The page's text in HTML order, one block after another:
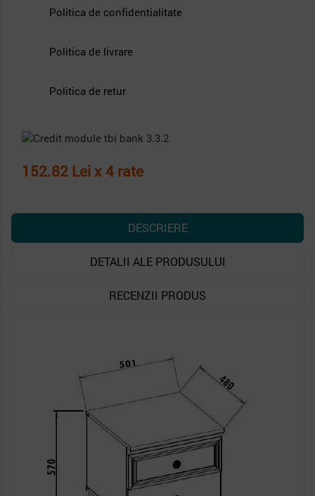
Politica de confidentialitate
Politica de livrare
Politica de retur
152.82 Lei x 4 rate
DESCRIERE
DETALII ALE PRODUSULUI
RECENZII PRODUS